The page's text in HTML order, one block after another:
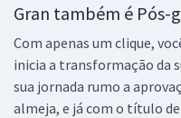
Gran também é Pós-
Com apenas um clique,
inicia a transformação da
sua jornada rumo a
almeja, e já com o título